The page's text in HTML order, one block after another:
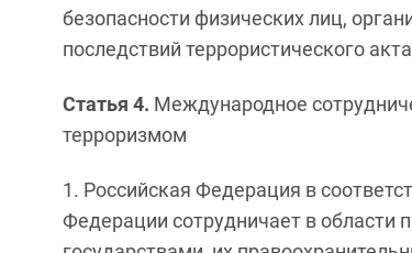
безопасности физических лиц,
последствий террористического
Статья 4. Международное
терроризмом
1. Российская Федерация в
Федерации сотрудничает в области